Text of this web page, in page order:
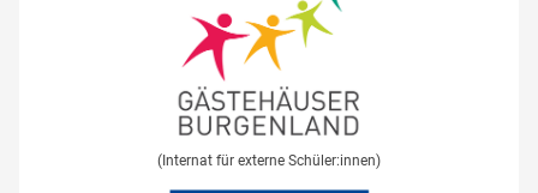
(Internat für externe Schüler:innen)